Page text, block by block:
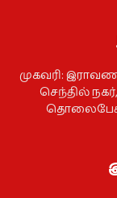
முகவரி:
செந்தில்
தொலைபேசி: